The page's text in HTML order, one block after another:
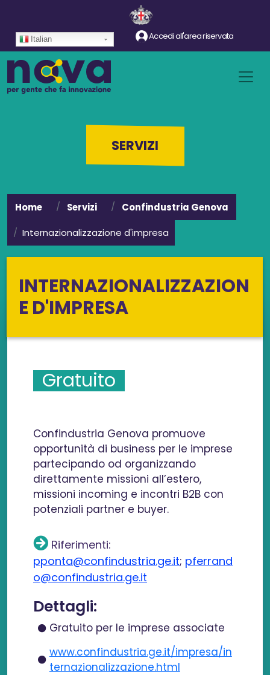
Salta al contenuto principale
Italian Accedi all'area riservata
SERVIZI
Home Servizi
Confindustria Genova
Internazionalizzazione d'impresa
INTERNAZIONALIZZAZION
E D'IMPRESA
Gratuito
Confindustria Genova promuove
opportunità di business per le imprese
partecipando od organizzando
direttamente missioni all’estero,
missioni incoming e incontri B2B con
potenziali partner e buyer.
Riferimenti:
pponta@confindustria.ge.it; pferrand
o@confindustria.ge.it
Dettagli:
Gratuito per le imprese associate
www.confindustria.ge.it/impresa/in
ternazionalizzazione.html